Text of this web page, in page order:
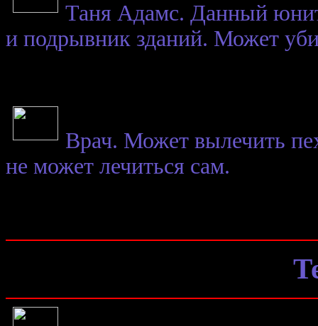
Таня Адамс. Данный
и подрывник зданий. Может
Врач. Может вылечить
не может лечиться сам.